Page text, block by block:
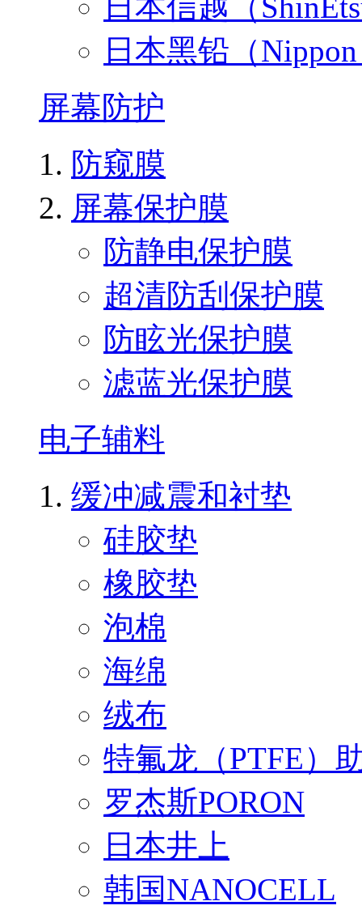
日本黑铅（
屏幕防护
防窥膜
屏幕保护膜
防静电保护膜
超清防刮保护膜
防眩光保护膜
滤蓝光保护膜
电子辅料
缓冲减震和衬垫
硅胶垫
橡胶垫
泡棉
海绵
绒布
特氟龙（PTFE）
罗杰斯PORON
日本井上
韩国NANOCELL